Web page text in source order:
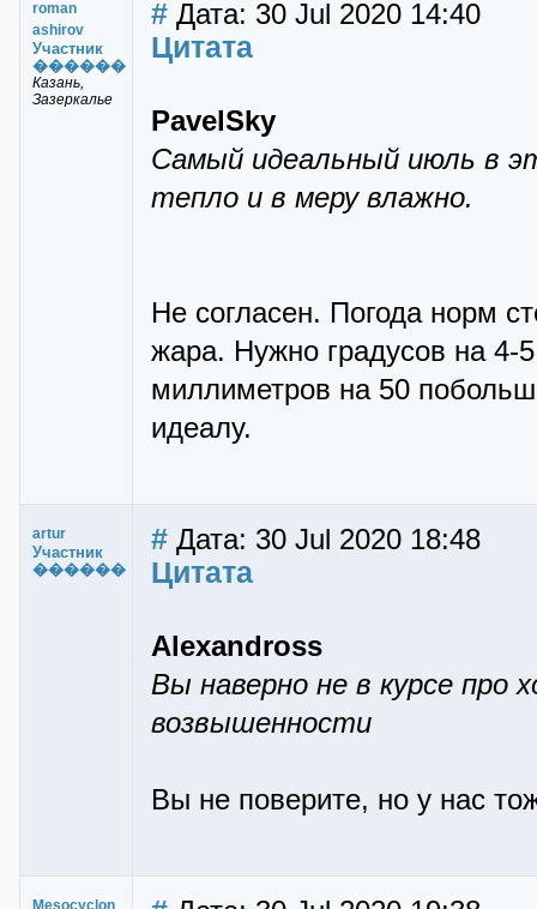
roman
ashirov
Участник
������
Казань,
Зазеркалье
# Дата: 30 Jul 2020 14:40
Цитата
PavelSky
Самый идеальный июль в
тепло и в меру влажно.
Не согласен. Погода норм
жара. Нужно градусов на 4-
миллиметров на 50
идеалу.
artur
Участник
������
# Дата: 30 Jul 2020 18:48
Цитата
Alexandross
Вы наверно не в курсе про
возвышенности
Вы не поверите, но у нас
Mesocyclon